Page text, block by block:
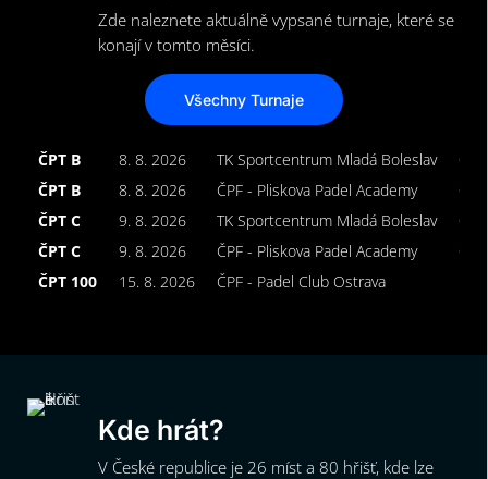
Zde naleznete aktuálně vypsané turnaje, které se
konají v tomto měsíci.
Všechny Turnaje
ČPT B 8. 8. 2026 TK Sportcentrum Mladá Boleslav
ČPT B
8. 8. 2026 ČPF - Pliskova Padel Academy
ČPT C
9. 8. 2026 TK Sportcentrum Mladá Boleslav
ČPT C
9. 8. 2026 ČPF - Pliskova Padel Academy
ČPT 100
15. 8. 2026 ČPF - Padel Club Ostrava
Kde hrát?
V České republice je 26 míst a 80 hřišť, kde lze